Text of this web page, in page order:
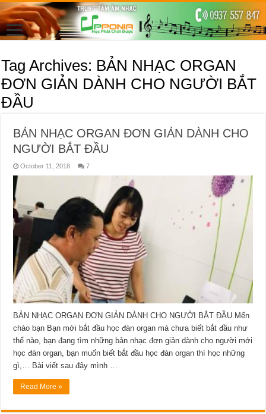
Tag Archives: BẢN NHẠC ORGAN
ĐƠN GIẢN DÀNH CHO NGƯỜI BẮT
ĐẦU
BẢN NHẠC ORGAN ĐƠN GIẢN DÀNH CHO
NGƯỜI BẮT ĐẦU
October 11, 2018 7
BẢN NHẠC ORGAN ĐƠN GIẢN DÀNH CHO NGƯỜI BẮT ĐẦU Mến
chào bạn Bạn mới bắt đầu học đàn organ mà chưa biết bắt đầu như
thế nào, bạn đang tìm những bản nhạc đơn giản dành cho người mới
học đàn organ, bạn muốn biết bắt đầu học đàn organ thì học những
gì,… Bài viết sau đây mình …
Read More »